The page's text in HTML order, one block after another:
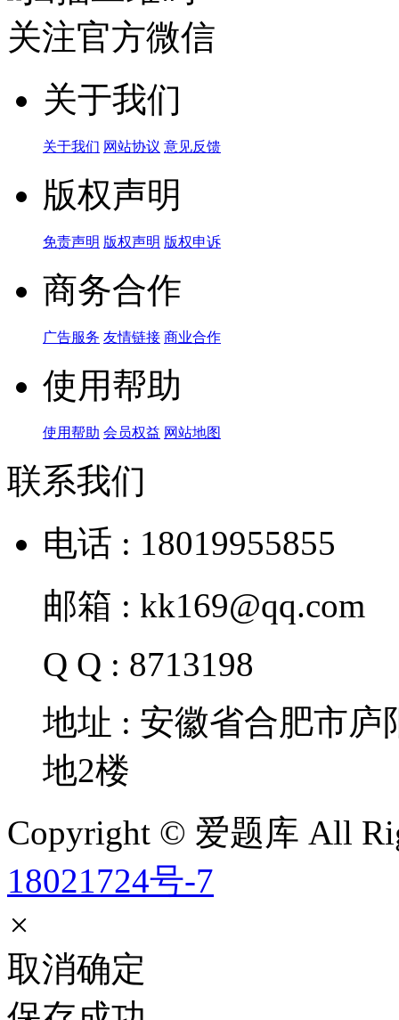
关注官方微信
关于我们
关于我们 网站协议 意见反馈
版权声明
免责声明 版权声明 版权申诉
商务合作
广告服务 友情链接 商业合作
使用帮助
使用帮助 会员权益 网站地图
联系我们
电话 : 18019955855
邮箱 : kk169@qq.com
Q Q : 8713198
地址 : 安徽省合肥市
地2楼
Copyright © 爱题库 All
18021724号-7
×
取消确定